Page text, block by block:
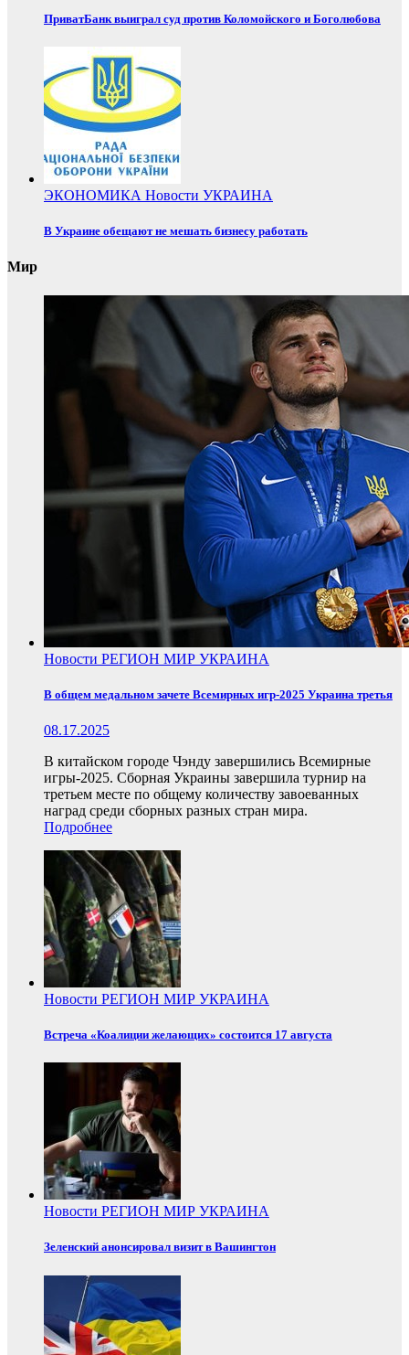
ПриватБанк выиграл суд против Коломойского и Боголюбова
ЭКОНОМИКА Новости УКРАИНА
В Украине обещают не мешать бизнесу работать
Мир
Новости РЕГИОН МИР УКРАИНА
В общем медальном зачете Всемирных игр-2025 Украина третья
08.17.2025
В китайском городе Чэнду завершились Всемирные
игры-2025. Сборная Украины завершила турнир на
третьем месте по общему количеству завоеванных
наград среди сборных разных стран мира.
Подробнее
Новости РЕГИОН МИР УКРАИНА
Встреча «Коалиции желающих» состоится 17 августа
Новости РЕГИОН МИР УКРАИНА
Зеленский анонсировал визит в Вашингтон